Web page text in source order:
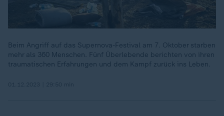
Beim Angriff auf das Supernova-Festival am 7. Oktober starben
mehr als 360 Menschen. Fünf Überlebende berichten von ihren
traumatischen Erfahrungen und dem Kampf zurück ins Leben.